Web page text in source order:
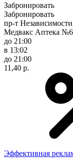
Забронировать
Забронировать
пр-т
Медвакс Аптека №6
до 21:00
в 13:02
до 21:00
11,40 р.
Эффективная